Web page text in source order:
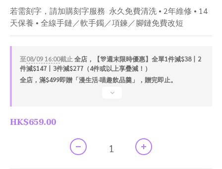
若需刻字，請加購刻字服務  永久免費清洗 • 2年維修 • 14
天保養 • 全線手鏈／軟手鐲／項鍊／腳鏈免費改短
至08/09 16:00截止 全店，【🎊週末限時優惠】全單1件減$38丨2
件減$147丨3件減$277（4件或以上享疊減！）
全店，滿$499即贈「漫生活·喵趣飲品羹」，贈完即止。
HK$659.00